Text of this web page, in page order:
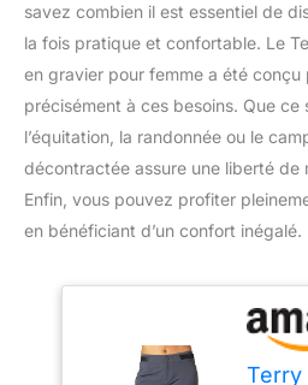
savez combien il est essentiel de
la fois pratique et confortable. Le
en gravier pour femme a été conçu
précisément à ces besoins. Que ce
l’équitation, la randonnée ou le
décontractée assure une liberté de
Enfin, vous pouvez profiter
en bénéficiant d’un confort inégalé.
Terry